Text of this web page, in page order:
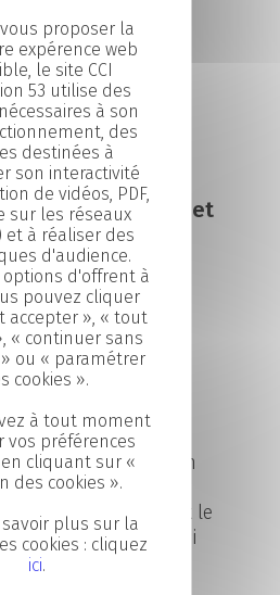
enseignements
des
leurs cursus.
30 CCI, les
des Métiers de
préparent à des
Direction (Bac+2) et
humaines
par la CCI de la
une fonction
dans de nombreux
de toute
sa taille, le
du manager et son
l’organisation et la
confiées impactent le
et d’autonomie qui
de Direction(s).
proposer la
expérence web
le site CCI
53 utilise des
à son
des
destinées à
son interactivité
de vidéos, PDF,
sur les réseaux
et à réaliser des
d'audience.
options d'offrent à
pouvez cliquer
accepter », « tout
« continuer sans
ou « paramétrer
cookies ».
à tout moment
vos préférences
en cliquant sur «
des cookies ».
savoir plus sur la
cookies : cliquez
ici.